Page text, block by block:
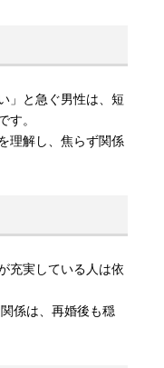
」と急ぐ男性は、短
す。
理解し、焦らず関係
充実している人は依
係は、再婚後も穏